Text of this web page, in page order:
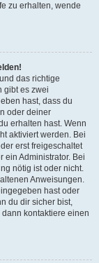
zu erhalten, wende
das richtige
gibt es zwei
hast, dass du
oder deiner
erhalten hast. Wenn
aktiviert werden. Bei
erst freigeschaltet
ein Administrator. Bei
nötig ist oder nicht.
Anweisungen.
hast oder
du dir sicher bist,
kontaktiere einen